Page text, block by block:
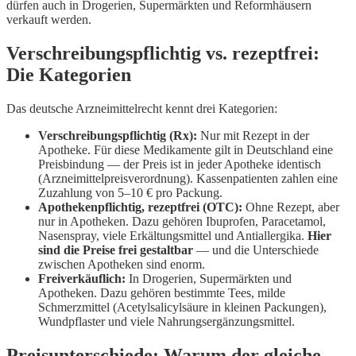
dürfen auch in Drogerien, Supermärkten und Reformhäusern
verkauft werden.
Verschreibungspflichtig vs. rezeptfrei:
Die Kategorien
Das deutsche Arzneimittelrecht kennt drei Kategorien:
Verschreibungspflichtig (Rx): Nur mit Rezept in der
Apotheke. Für diese Medikamente gilt in Deutschland eine
Preisbindung — der Preis ist in jeder Apotheke identisch
(Arzneimittelpreisverordnung). Kassenpatienten zahlen eine
Zuzahlung von 5–10 € pro Packung.
Apothekenpflichtig, rezeptfrei (OTC): Ohne Rezept, aber
nur in Apotheken. Dazu gehören Ibuprofen, Paracetamol,
Nasenspray, viele Erkältungsmittel und Antiallergika. Hier
sind die Preise frei gestaltbar — und die Unterschiede
zwischen Apotheken sind enorm.
Freiverkäuflich: In Drogerien, Supermärkten und
Apotheken. Dazu gehören bestimmte Tees, milde
Schmerzmittel (Acetylsalicylsäure in kleinen Packungen),
Wundpflaster und viele Nahrungsergänzungsmittel.